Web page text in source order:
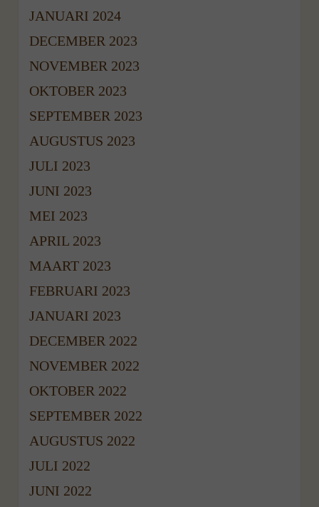
JANUARI 2024
DECEMBER 2023
NOVEMBER 2023
OKTOBER 2023
SEPTEMBER 2023
AUGUSTUS 2023
JULI 2023
JUNI 2023
MEI 2023
APRIL 2023
MAART 2023
FEBRUARI 2023
JANUARI 2023
DECEMBER 2022
NOVEMBER 2022
OKTOBER 2022
SEPTEMBER 2022
AUGUSTUS 2022
JULI 2022
JUNI 2022